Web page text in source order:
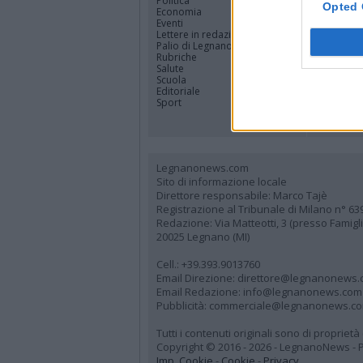
Opted
Economia
Eventi
Lettere in redazione
Palio di Legnano
Rubriche
Salute
Scuola
Editoriale
Sport
Varesotto
Legnanonews.com
Sito di informazione locale
Direttore responsabile: Marco Tajè
Registrazione al Tribunale di Milano n°
Redazione: Via Matteotti, 3 (presso
20025 Legnano (MI)
Cell.: +39.393.9013760
Email Direzione:
Email Redazione: info@legnanonews.com
Pubblicità:
Tutti i contenuti originali sono di
Copyright © 2016 - 2026 - LegnanoNews